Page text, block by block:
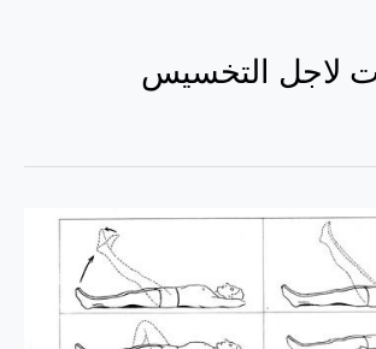
لاجل التخسيس